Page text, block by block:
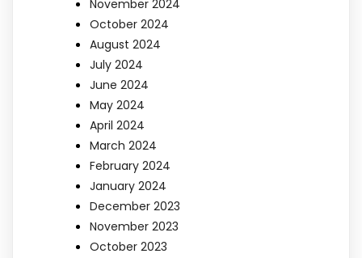
November 2024
October 2024
August 2024
July 2024
June 2024
May 2024
April 2024
March 2024
February 2024
January 2024
December 2023
November 2023
October 2023